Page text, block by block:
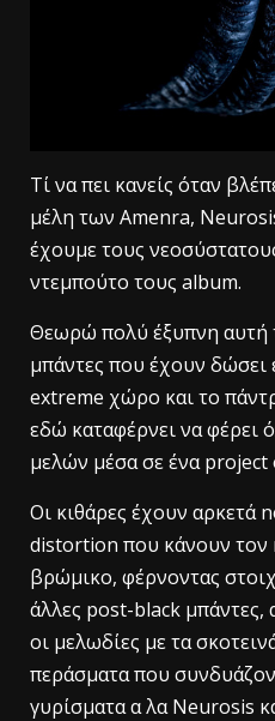
Τί να πει κανείς όταν
μέλη των Amenra,
έχουμε τους
ντεμπούτο τους album.
Θεωρώ πολύ έξυπνη αυτή
μπάντες που έχουν δώσει
extreme χώρο και το
εδώ καταφέρνει να φέρει
μελών μέσα σε ένα project
Οι κιθάρες έχουν αρκετά
distortion που κάνουν
βρώμικο, φέρνοντας
άλλες post-black μπάντες,
οι μελωδίες με τα
περάσματα που
γυρίσματα α λα Neurosis